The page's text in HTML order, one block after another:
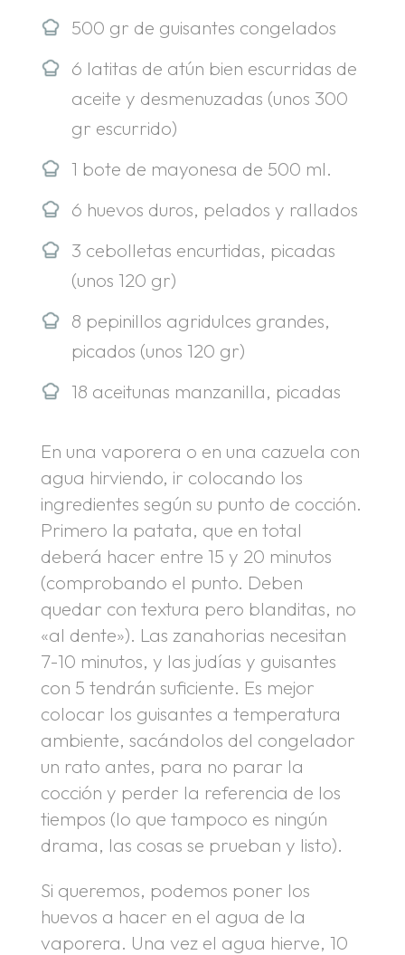
500 gr de guisantes congelados
6 latitas de atún bien escurridas de
aceite y desmenuzadas (unos 300
gr escurrido)
1 bote de mayonesa de 500 ml.
6 huevos duros, pelados y rallados
3 cebolletas encurtidas, picadas
(unos 120 gr)
8 pepinillos agridulces grandes,
picados (unos 120 gr)
18 aceitunas manzanilla, picadas
En una vaporera o en una cazuela con
agua hirviendo, ir colocando los
ingredientes según su punto de cocción.
Primero la patata, que en total
deberá hacer entre 15 y 20 minutos
(comprobando el punto. Deben
quedar con textura pero blanditas, no
«al dente»). Las zanahorias necesitan
7-10 minutos, y las judías y guisantes
con 5 tendrán suficiente. Es mejor
colocar los guisantes a temperatura
ambiente, sacándolos del congelador
un rato antes, para no parar la
cocción y perder la referencia de los
tiempos (lo que tampoco es ningún
drama, las cosas se prueban y listo).
Si queremos, podemos poner los
huevos a hacer en el agua de la
vaporera. Una vez el agua hierve, 10